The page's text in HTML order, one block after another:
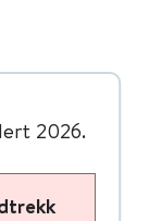
2026.